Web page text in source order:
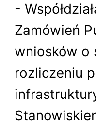
-
Zamówień
wniosków o
rozliczeniu